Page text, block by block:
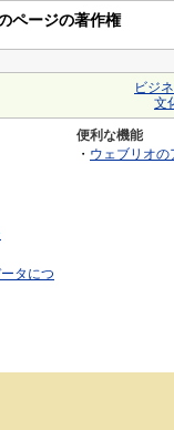
ページの著作権
ビジ
文
タにつ
便利な機能
・ ウェブリオの